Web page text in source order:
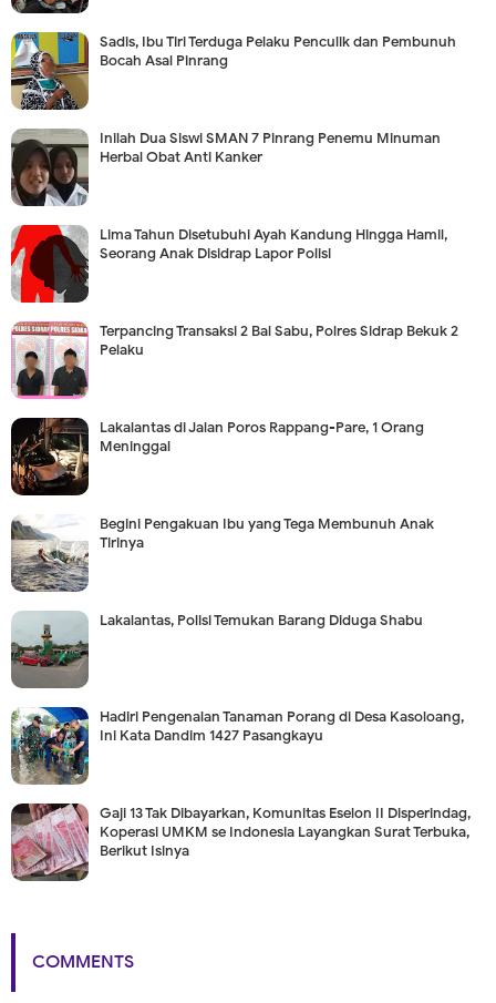
Sadis, Ibu Tiri Terduga Pelaku Penculik dan Pembunuh
Bocah Asal Pinrang
Inilah Dua Siswi SMAN 7 Pinrang Penemu Minuman
Herbal Obat Anti Kanker
Lima Tahun Disetubuhi Ayah Kandung Hingga Hamil,
Seorang Anak Disidrap Lapor Polisi
Terpancing Transaksi 2 Bal Sabu, Polres Sidrap Bekuk 2
Pelaku
Lakalantas di Jalan Poros Rappang-Pare, 1 Orang
Meninggal
Begini Pengakuan Ibu yang Tega Membunuh Anak
Tirinya
Lakalantas, Polisi Temukan Barang Diduga Shabu
Hadiri Pengenalan Tanaman Porang di Desa Kasoloang,
Ini Kata Dandim 1427 Pasangkayu
Gaji 13 Tak Dibayarkan, Komunitas Eselon II Disperindag,
Koperasi UMKM se Indonesia Layangkan Surat Terbuka,
Berikut Isinya
COMMENTS